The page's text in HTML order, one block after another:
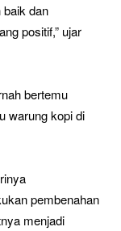
baik dan
positif,” ujar
bertemu
warung kopi di
pembenahan
menjadi